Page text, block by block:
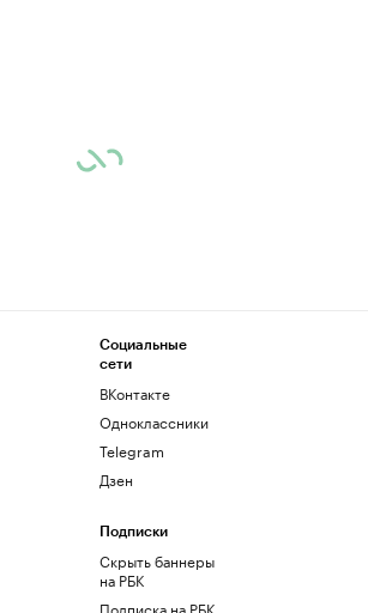
Социальные
сети
ВКонтакте
Одноклассники
Telegram
Дзен
Подписки
Скрыть баннеры
на РБК
Подписка на РБК